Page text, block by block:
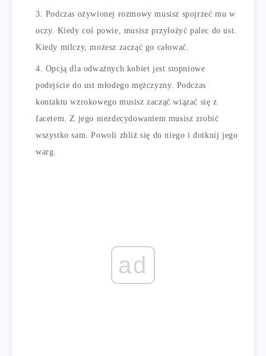
Podczas ożywionej rozmowy musisz spojrzeć mu w
oczy. Kiedy coś powie, musisz przyłożyć palec do ust.
Kiedy milczy, możesz zacząć go całować.
Opcją dla odważnych kobiet jest stopniowe
podejście do ust młodego mężczyzny. Podczas
kontaktu wzrokowego musisz zacząć wiązać się z
facetem. Z jego niezdecydowaniem musisz zrobić
wszystko sam. Powoli zbliż się do niego i dotknij jego
warg.
ad